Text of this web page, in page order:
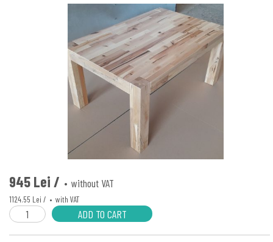
945 Lei / without VAT
1124.55 Lei / with VAT
ADD TO CART